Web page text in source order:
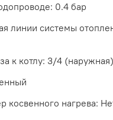
0.4 бар
линии системы
к котлу: 3/4 (наружная)
косвенного нагрева: